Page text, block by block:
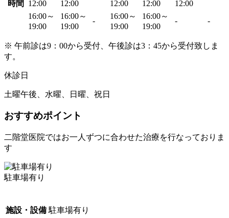
時間
12:00
12:00
12:00
12:00
12:00
16:00～
19:00
16:00～
19:00
-
16:00～
19:00
16:00～
19:00
- -
※ 午前診は9：00から受付、午後診は3：45から受付致しま
す。
休診日
土曜午後、水曜、日曜、祝日
おすすめポイント
二階堂医院ではお一人ずつに合わせた治療を行なっておりま
す
駐車場有り
施設・設備 駐車場有り